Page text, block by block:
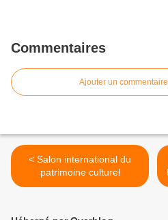
Commentaires
Ajouter un commentaire
< Salon international du
patrimoine culturel